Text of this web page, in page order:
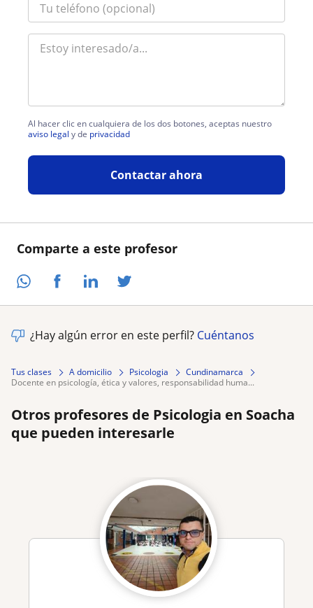
Comparte a este profesor
Al hacer clic en cualquiera de los dos botones, aceptas nuestro
aviso legal y de privacidad
Contactar ahora
¿Hay algún error en este perfil? Cuéntanos
Tus clases A domicilio Psicologia
Cundinamarca
docente en psicología, ética y valores, responsabilidad huma...
Otros profesores de Psicologia en Soacha
que pueden interesarle